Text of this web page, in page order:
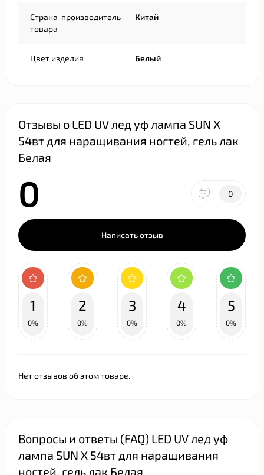
Страна-производитель
товара
Китай
Цвет изделия Белый
Отзывы о LED UV лед уф лампа SUN X
54вт для наращивания ногтей, гель лак
Белая
0 0
Написать отзыв
1
0%
2
0%
3
0%
4
0%
5
0%
Нет отзывов об этом товаре.
Вопросы и ответы (FAQ) LED UV лед уф
лампа SUN X 54вт для наращивания
ногтей, гель лак Белая